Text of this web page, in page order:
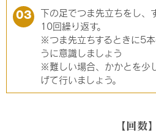
03
下の足でつま先立ちをし、
10回繰り返す。
※つま先立ちするときに5
うに意識しましょう
※難しい場合、かかとを少
げて行いましょう。
【回数】